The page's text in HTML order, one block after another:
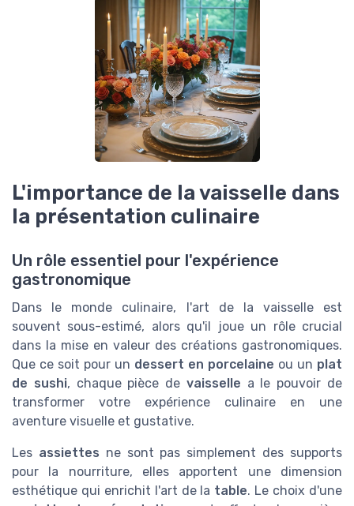
L'importance de la vaisselle dans
la présentation culinaire
Un rôle essentiel pour l'expérience
gastronomique
Dans le monde culinaire, l'art de la vaisselle est
souvent sous-estimé, alors qu'il joue un rôle crucial
dans la mise en valeur des créations gastronomiques.
Que ce soit pour un dessert en porcelaine ou un plat
de sushi, chaque pièce de vaisselle a le pouvoir de
transformer votre expérience culinaire en une
aventure visuelle et gustative.
Les assiettes ne sont pas simplement des supports
pour la nourriture, elles apportent une dimension
esthétique qui enrichit l'art de la table. Le choix d'une